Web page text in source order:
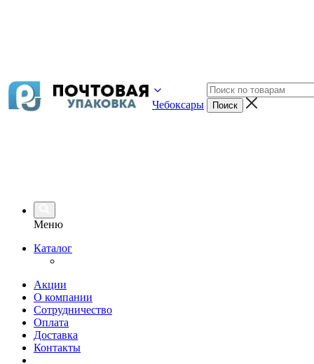
Чебоксары
Меню
Каталог
Акции
О компании
Сотрудничество
Оплата
Доставка
Контакты